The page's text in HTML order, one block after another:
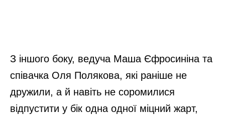
З іншого боку, ведуча Маша Єфросиніна та
співачка Оля Полякова, які раніше не
дружили, а й навіть не соромилися
відпустити у бік одна одної міцний жарт,